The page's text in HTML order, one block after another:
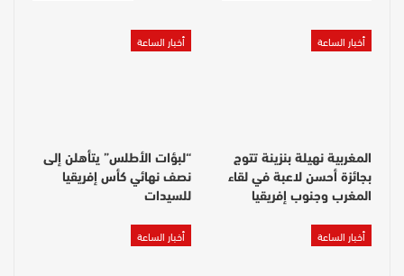
أخبار الساعة
المغربية نهيلة بنزينة تتوج
بجائزة أحسن لاعبة في لقاء
المغرب وجنوب إفريقيا
أخبار الساعة
“لبؤات الأطلس” يتأهلن إلى
نصف نهائي كأس إفريقيا
للسيدات
أخبار الساعة أخبار الساعة